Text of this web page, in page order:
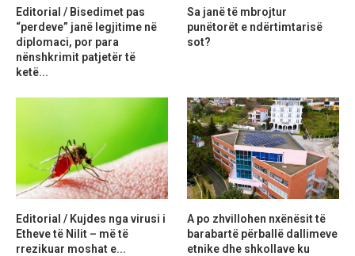
Editorial / Bisedimet pas
“perdeve” janë legjitime në
diplomaci, por para
nënshkrimit patjetër të
ketë...
Sa janë të mbrojtur
punëtorët e ndërtimtarisë
sot?
Editorial / Kujdes nga virusi i
Etheve të Nilit – më të
rrezikuar moshat e...
A po zhvillohen nxënësit të
barabartë përballë dallimeve
etnike dhe shkollave ku